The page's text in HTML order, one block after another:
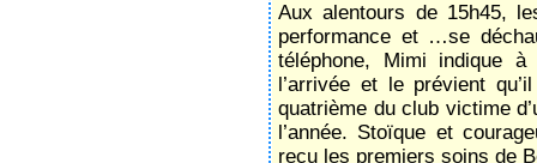
Aux alentours de 15h45,
performance et …se
téléphone, Mimi indique
l’arrivée et le prévient
quatrième du club victime
l’année. Stoïque et
reçu les premiers soins de